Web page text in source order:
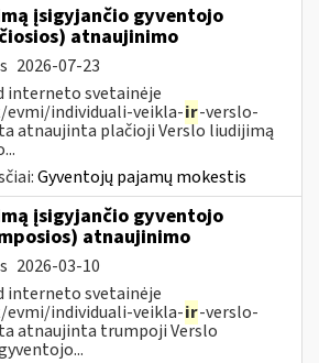
įsigyjančio gyventojo
atnaujinimo
2026-07-23
interneto svetainėje
individuali-veikla-ir-verslo-
atnaujinta plačioji Verslo liudijimą
Gyventojų pajamų mokestis
įsigyjančio gyventojo
atnaujinimo
2026-03-10
interneto svetainėje
individuali-veikla-ir-verslo-
atnaujinta trumpoji Verslo